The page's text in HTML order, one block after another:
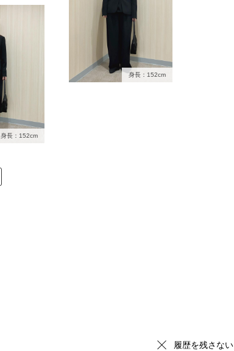
身長：152cm
身長：152cm
履歴を残さない